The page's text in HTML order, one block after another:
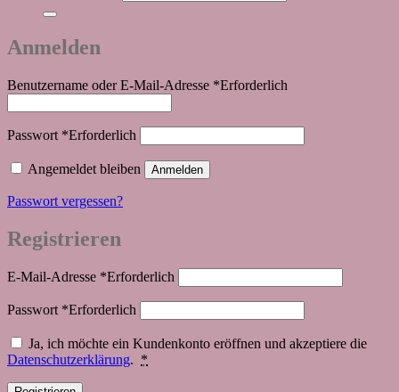
Anmelden
Benutzername oder E-Mail-Adresse *Erforderlich
Passwort *Erforderlich
Angemeldet bleiben Anmelden
Passwort vergessen?
Registrieren
E-Mail-Adresse *Erforderlich
Passwort *Erforderlich
Ja, ich möchte ein Kundenkonto eröffnen und akzeptiere die
Datenschutzerklärung. *